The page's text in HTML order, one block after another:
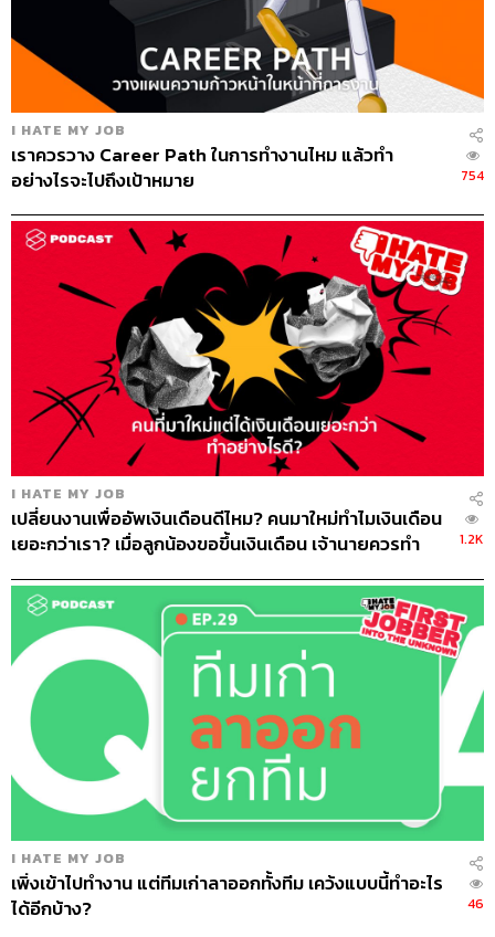
คำถาม สัมภาษณ์งาน ยอดฮิต
เป็นเรื่องคาดการณ์ล่วงหน้าไม่ได้เลยว่าคำถามที่เราจะเจอ
ระหว่างการสัมภาษณ์งานจะเป็นอย่างไร อาจเป็นความรู้ที่
เกี่ยวข้องกับบริษัท หรือเป็นคำถามที่ผู้สัมภาษณ์คิดขึ้นมา
เดี๋ยวนั้นเพื่อให้เหมาะกับตัวเรา แต่โดยส่วนใหญ่คำถาม
สัมภาษณ์งานจะมีโครงสร้าง 2 ส่วน ส่วนแรกคือคำถามพื้น
ฐานจำพวกการแนะนำตัว คุณเป็นใคร ครอบครัวเป็น
อย่างไร เรียนจบอะไรมา เพื่อเป็นการละลายพฤติกรรมให้ผู้
ถูกสัมภาษณ์ไม่เกร็งจนเกินไป จากนั้นค่อยเข้าสู่ส่วนที่ 2 ที่จะ
ลงลึกเฉพาะทางและเกี่ยวข้องกับสาขาอาชีพมากขึ้น
นอกจากนั้นเราอาจเจอคำถามยอดนิยมอย่าง“จุดอ่อนหรือ
ข้อเสียของคุณคืออะไร”หลายคนอาจทำตามคำแนะนำตาม
บทความโหลๆ บนอินเทอร์เน็ตว่า ให้บอกข้อเสียที่สามารถบิด
กลับมาเป็นข้อดีได้ เช่น “เป็นเพอร์เฟกชันนิสต์ ถ้างานไม่
สมบูรณ์แบบดีพร้อมจะยอมไม่ได้ และจะทำจนมันออกมาดี
ที่สุด” แต่ในความเป็นจริงแล้ว เมื่อฝ่ายบุคคลหรือเจ้านายได้
ฟังดังนี้อาจกลอกตาสูง เพราะมนุษย์ออฟฟิศทั่วโลกใช้คำตอบ
นี้กันมาแล้วหลายสิบปี
ท้อฟฟี่ยกตัวอย่างว่า ถ้าเป็นเขาจะตอบไปเลยตรงๆ ตามความ
จริงว่า“สิ่งที่ผมอ่อนคือการพูดต่อหน้าคนเยอะๆ เพราะผม
ถนัดที่จะสื่อสารโดยการเขียนมากกว่า แต่มันคือสิ่งที่เตรียม
ตัวได้ ถ้าผมรู้ว่าผมต้องทำ ผมจะฝึก ผมจะซ้อม เพราะผมเชื่อ
ว่าทุกอย่างสามารถพัฒนาได้ แม้แต่สิ่งที่เป็นจุดอ่อนของเรา”
ตอบอย่างนี้มงก็คงจะลงแล้วลงอีก
นอกจากนี้แล้ว ในช่วงท้ายของการสัมภาษณ์อาจเจออีกหนึ่ง
คำถามยอดฮิตนั่นคือ
“มีอะไรจะถามไหม”
ซึ่งหลายคนอาจ
คิดว่าเป็นเรื่องเล่นๆ เลยถามคำถามอย่าง มาสายได้ไหม หรือ
ต้องกลับดึกมากไหม นี่กลายเป็นการเสียโอกาสอันสำคัญ
เมื่อผู้สัมภาษณ์เปิดโอกาสให้ถาม เราควรถามคำถามที่แสดง
I HATE MY JOB
เราควรวาง Career Path ในการทำงานไหม แล้วทำ
อย่างไรจะไปถึงเป้าหมาย
754
I HATE MY JOB
เปลี่ยนงานเพื่ออัพเงินเดือนดีไหม? คนมาใหม่ทำไมเงินเดือน
เยอะกว่าเรา? เมื่อลูกน้องขอขึ้นเงินเดือน เจ้านายควรทำ
1.2K
I HATE MY JOB
เพิ่งเข้าไปทำงาน แต่ทีมเก่าลาออกทั้งทีม เคว้งแบบนี้ทำอะไร
ได้อีกบ้าง?
46